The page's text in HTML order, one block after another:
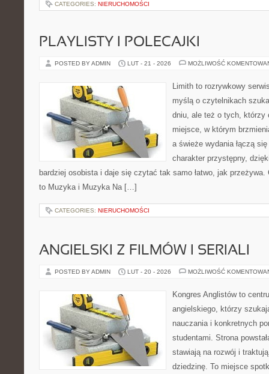
CATEGORIES: NIERUCHOMOŚCI
PLAYLISTY I POLECAJKI
POSTED BY ADMIN LUT - 21 - 2026 MOŻLIWOŚĆ
Limith to rozrywkowy
myślą o czytelnikach
dniu, ale też o tych, którzy
miejsce, w którym
a świeże wydania łączą
charakter przystępny,
bardziej osobista i daje się czytać tak samo łatwo, jak przeżywa.
to Muzyka i Muzyka Na […]
CATEGORIES: NIERUCHOMOŚCI
ANGIELSKI Z FILMÓW I SERIALI
POSTED BY ADMIN LUT - 20 - 2026 MOŻLIWOŚĆ
Kongres Anglistów to
angielskiego, którzy
nauczania i konkretnych
studentami. Strona
stawiają na rozwój i
dziedzinę. To miejsce